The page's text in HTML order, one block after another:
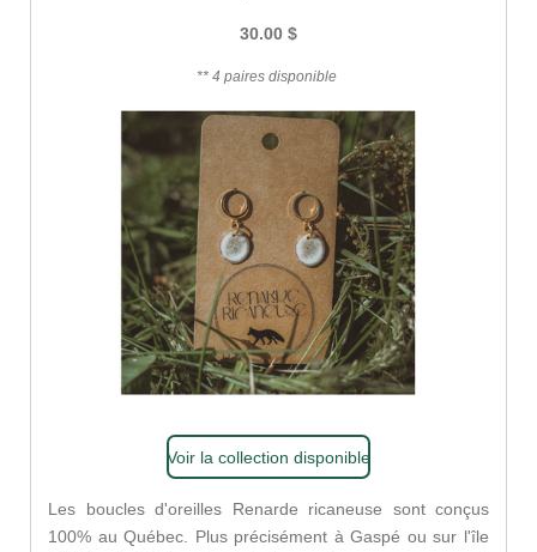
30.00 $
** 4 paires disponible
Voir la collection disponible
Les boucles d'oreilles Renarde ricaneuse sont conçus
100% au Québec. Plus précisément à Gaspé ou sur l'île